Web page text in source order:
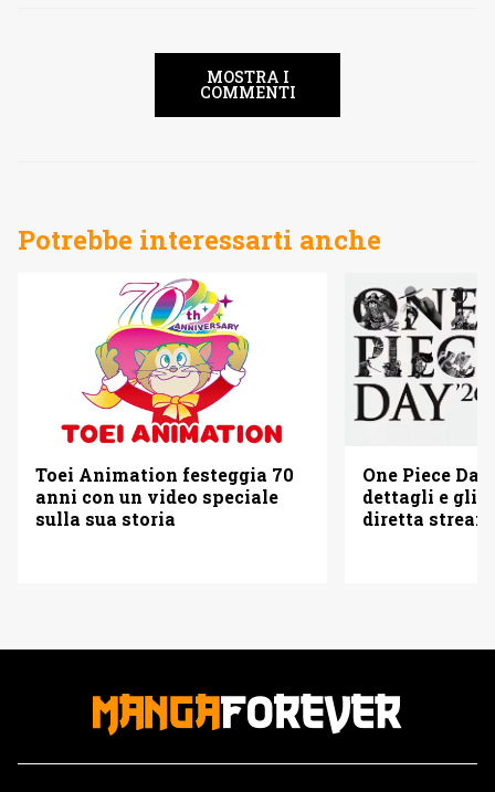
MOSTRA I
COMMENTI
Potrebbe interessarti anche
Toei Animation festeggia 70
anni con un video speciale
sulla sua storia
One Piece
dettagli e gli
diretta